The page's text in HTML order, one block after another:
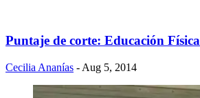
Puntaje de corte: Educación Física
Cecilia Ananías - Aug 5, 2014